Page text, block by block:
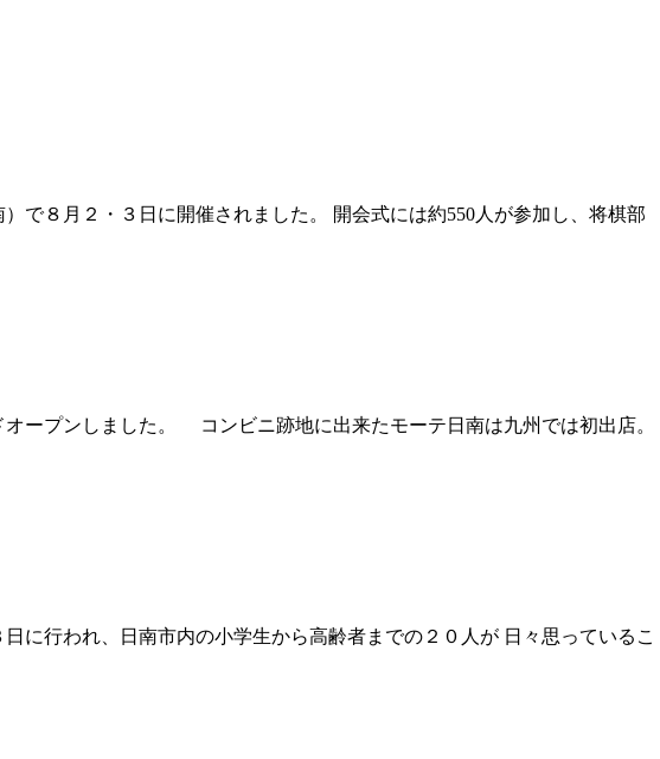
で８月２・３日に開催されました。 開会式には約550人が参加し、将棋部
ープンしました。 コンビニ跡地に出来たモーテ日南は九州では初出店。
行われ、日南市内の小学生から高齢者までの２０人が 日々思っているこ